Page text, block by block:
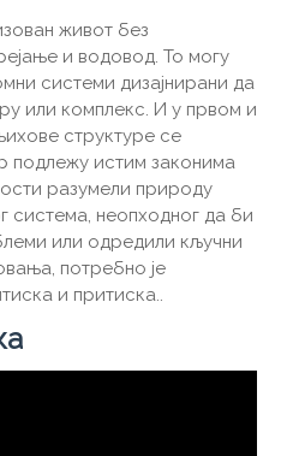
живот без
и водовод. То могу
системи дизајнирани да
или комплекс. И у првом и
структуре се
подлежу истим законима
разумели природу
система, неопходног да би
или одредили кључни
потребно је
и притиска..